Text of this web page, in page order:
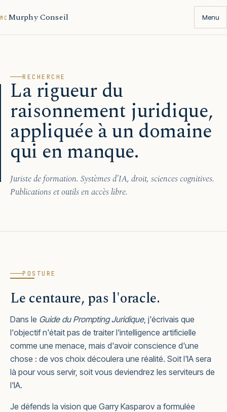
MC Murphy Conseil Menu
RECHERCHE
La rigueur du
raisonnement juridique,
appliquée à un domaine
qui en manque.
Juriste de formation. Systèmes d'IA, droit, sciences cognitives.
Publications et outils en accès libre.
POSTURE
Le centaure, pas l'oracle.
Dans le Guide du Prompting Juridique, j'écrivais que
l'objectif n'était pas de traiter l'intelligence artificielle
comme une menace, mais d'avoir conscience d'une
chose : de vos choix découlera une réalité. Soit l'IA sera
là pour vous servir, soit vous deviendrez les serviteurs de
l'IA.
Je défends la vision que Garry Kasparov a formulée